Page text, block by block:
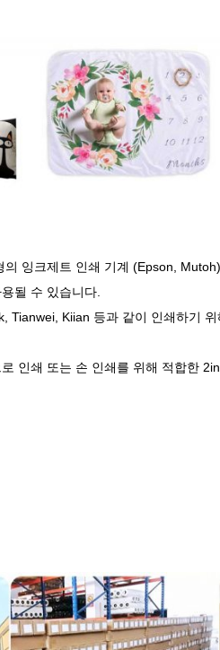
잉크제트 인쇄 기계 (Epson,
될 수 있습니다.
Tianwei, Kiian 등과 같이 인쇄하기
인쇄 또는 손 인쇄를 위해 적합한